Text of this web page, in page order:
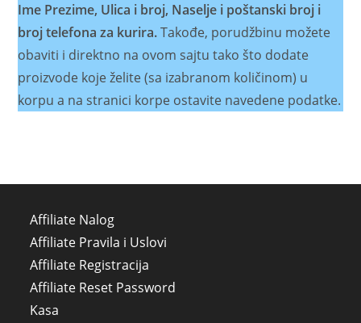
Ime Prezime, Ulica i broj, Naselje i poštanski broj i
broj telefona za kurira.Takođe, porudžbinu možete
obaviti i direktno na ovom sajtu tako što dodate
proizvode koje želite (sa izabranom količinom) u
korpu a na stranici korpe ostavite navedene podatke.
Affiliate Nalog
Affiliate Pravila i Uslovi
Affiliate Registracija
Affiliate Reset Password
Kasa